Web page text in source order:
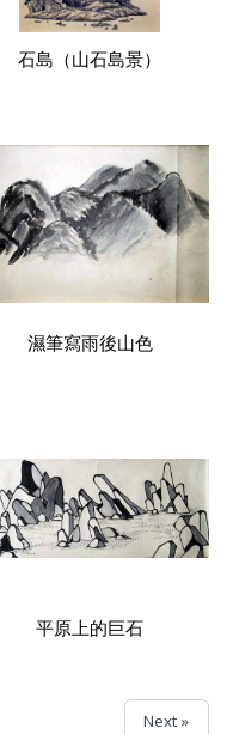
石島（山石島景）
濕筆寫雨後山色
平原上的巨石
Next »